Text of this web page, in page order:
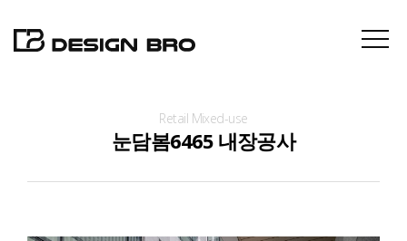
Retail Mixed-use
눈담봄6465 내장공사